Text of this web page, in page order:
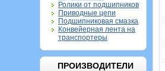
Ролики от подшипников
Приводные цепи
Подшипниковая смазка
Конвейерная лента на
транспортеры
ПРОИЗВОДИТЕЛИ